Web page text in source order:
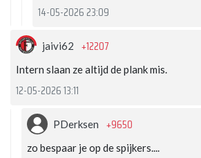
14-05-2026 23:09
jaivi62 +12207
Intern slaan ze altijd de plank mis.
12-05-2026 13:11
PDerksen +9650
zo bespaar je op de spijkers....